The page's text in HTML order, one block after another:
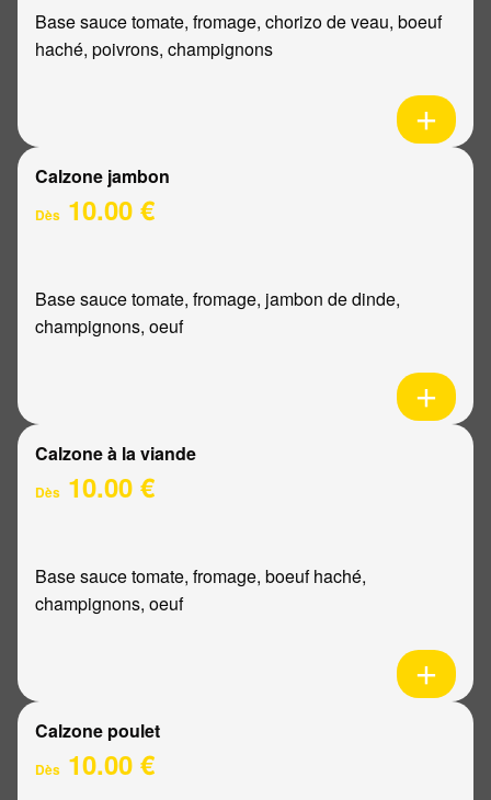
Base sauce tomate, fromage, chorizo de veau, boeuf
haché, poivrons, champignons
Calzone jambon
Dès 10.00 €
Base sauce tomate, fromage, jambon de dinde,
champignons, oeuf
Calzone à la viande
Dès 10.00 €
Base sauce tomate, fromage, boeuf haché,
champignons, oeuf
Calzone poulet
Dès 10.00 €